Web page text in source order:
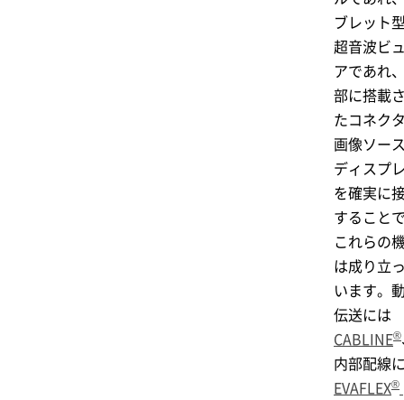
ブレット
超音波ビ
アであれ
部に搭載
たコネク
画像ソー
ディスプ
を確実に
すること
これらの
は成り立
います。
伝送には
CABLINE®
内部配線
EVAFLEX®